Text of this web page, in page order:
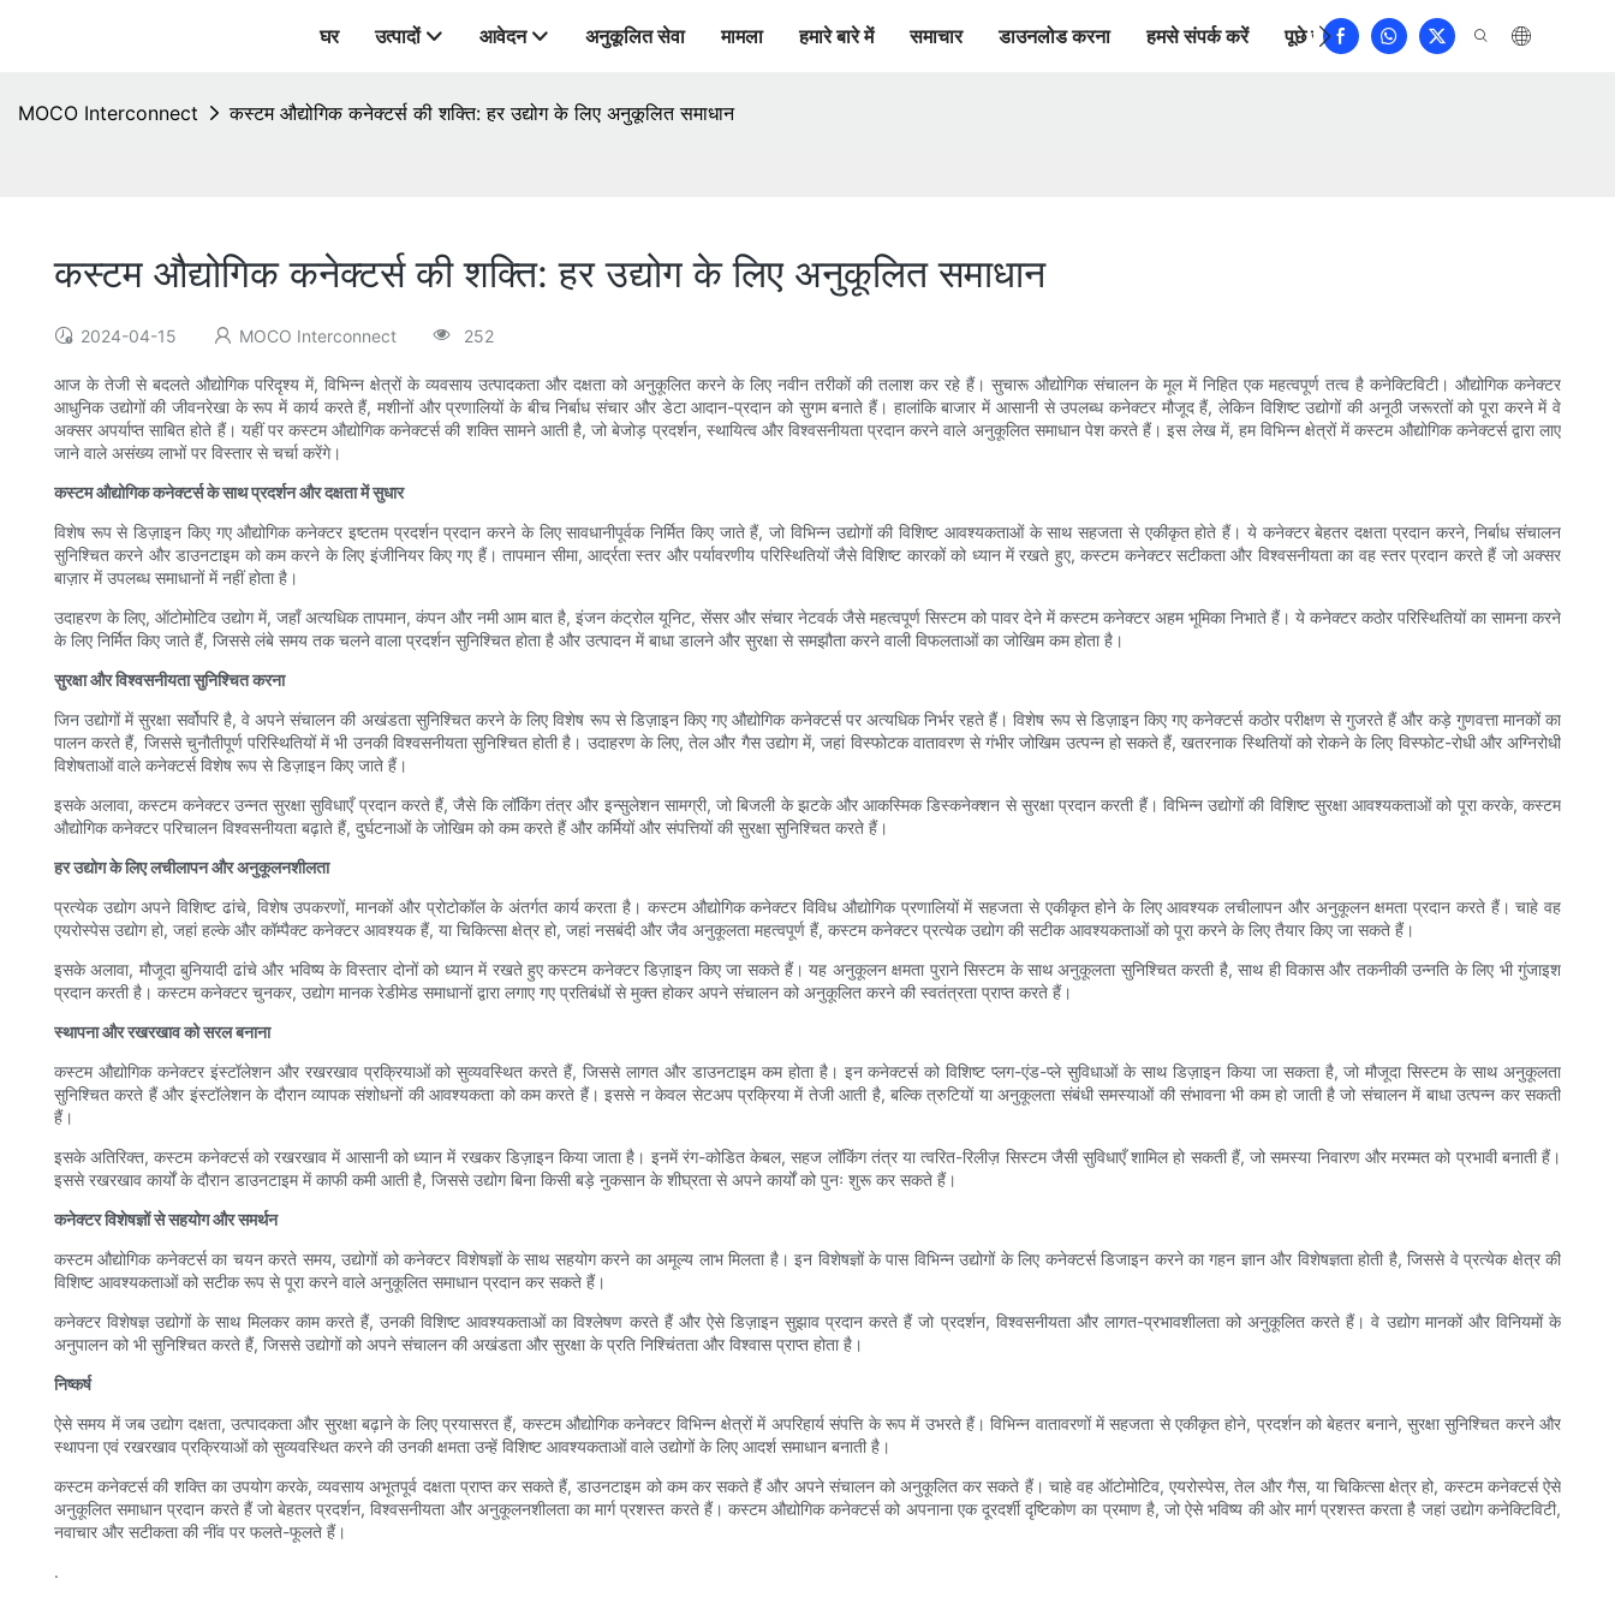
घर उत्पादों आवेदन अनुकूलित सेवा मामला हमारे बारे में समाचार डाउनलोड करना हमसे संपर्क करें पूछे जाने वाले प्रश्न
MOCO Interconnect कस्टम औद्योगिक कनेक्टर्स की शक्ति: हर उद्योग के लिए अनुकूलित समाधान
कस्टम औद्योगिक कनेक्टर्स की शक्ति: हर उद्योग के लिए अनुकूलित समाधान
2024-04-15 MOCO Interconnect 252
आज के तेजी से बदलते औद्योगिक परिदृश्य में, विभिन्न क्षेत्रों के व्यवसाय उत्पादकता और दक्षता को अनुकूलित करने के लिए नवीन तरीकों की तलाश कर रहे हैं। सुचारू औद्योगिक संचालन के मूल में निहित एक महत्वपूर्ण तत्व है कनेक्टिविटी। औद्योगिक कनेक्टर
आधुनिक उद्योगों की जीवनरेखा के रूप में कार्य करते हैं, मशीनों और प्रणालियों के बीच निर्बाध संचार और डेटा आदान-प्रदान को सुगम बनाते हैं। हालांकि बाजार में आसानी से उपलब्ध कनेक्टर मौजूद हैं, लेकिन विशिष्ट उद्योगों की अनूठी जरूरतों को पूरा करने में वे
अक्सर अपर्याप्त साबित होते हैं। यहीं पर कस्टम औद्योगिक कनेक्टर्स की शक्ति सामने आती है, जो बेजोड़ प्रदर्शन, स्थायित्व और विश्वसनीयता प्रदान करने वाले अनुकूलित समाधान पेश करते हैं। इस लेख में, हम विभिन्न क्षेत्रों में कस्टम औद्योगिक कनेक्टर्स द्वारा लाए
जाने वाले असंख्य लाभों पर विस्तार से चर्चा करेंगे।
कस्टम औद्योगिक कनेक्टर्स के साथ प्रदर्शन और दक्षता में सुधार
विशेष रूप से डिज़ाइन किए गए औद्योगिक कनेक्टर इष्टतम प्रदर्शन प्रदान करने के लिए सावधानीपूर्वक निर्मित किए जाते हैं, जो विभिन्न उद्योगों की विशिष्ट आवश्यकताओं के साथ सहजता से एकीकृत होते हैं। ये कनेक्टर बेहतर दक्षता प्रदान करने, निर्बाध संचालन
सुनिश्चित करने और डाउनटाइम को कम करने के लिए इंजीनियर किए गए हैं। तापमान सीमा, आर्द्रता स्तर और पर्यावरणीय परिस्थितियों जैसे विशिष्ट कारकों को ध्यान में रखते हुए, कस्टम कनेक्टर सटीकता और विश्वसनीयता का वह स्तर प्रदान करते हैं जो अक्सर
बाज़ार में उपलब्ध समाधानों में नहीं होता है।
उदाहरण के लिए, ऑटोमोटिव उद्योग में, जहाँ अत्यधिक तापमान, कंपन और नमी आम बात है, इंजन कंट्रोल यूनिट, सेंसर और संचार नेटवर्क जैसे महत्वपूर्ण सिस्टम को पावर देने में कस्टम कनेक्टर अहम भूमिका निभाते हैं। ये कनेक्टर कठोर परिस्थितियों का सामना करने
के लिए निर्मित किए जाते हैं, जिससे लंबे समय तक चलने वाला प्रदर्शन सुनिश्चित होता है और उत्पादन में बाधा डालने और सुरक्षा से समझौता करने वाली विफलताओं का जोखिम कम होता है।
सुरक्षा और विश्वसनीयता सुनिश्चित करना
जिन उद्योगों में सुरक्षा सर्वोपरि है, वे अपने संचालन की अखंडता सुनिश्चित करने के लिए विशेष रूप से डिज़ाइन किए गए औद्योगिक कनेक्टर्स पर अत्यधिक निर्भर रहते हैं। विशेष रूप से डिज़ाइन किए गए कनेक्टर्स कठोर परीक्षण से गुजरते हैं और कड़े गुणवत्ता मानकों का
पालन करते हैं, जिससे चुनौतीपूर्ण परिस्थितियों में भी उनकी विश्वसनीयता सुनिश्चित होती है। उदाहरण के लिए, तेल और गैस उद्योग में, जहां विस्फोटक वातावरण से गंभीर जोखिम उत्पन्न हो सकते हैं, खतरनाक स्थितियों को रोकने के लिए विस्फोट-रोधी और अग्निरोधी
विशेषताओं वाले कनेक्टर्स विशेष रूप से डिज़ाइन किए जाते हैं।
इसके अलावा, कस्टम कनेक्टर उन्नत सुरक्षा सुविधाएँ प्रदान करते हैं, जैसे कि लॉकिंग तंत्र और इन्सुलेशन सामग्री, जो बिजली के झटके और आकस्मिक डिस्कनेक्शन से सुरक्षा प्रदान करती हैं। विभिन्न उद्योगों की विशिष्ट सुरक्षा आवश्यकताओं को पूरा करके, कस्टम
औद्योगिक कनेक्टर परिचालन विश्वसनीयता बढ़ाते हैं, दुर्घटनाओं के जोखिम को कम करते हैं और कर्मियों और संपत्तियों की सुरक्षा सुनिश्चित करते हैं।
हर उद्योग के लिए लचीलापन और अनुकूलनशीलता
प्रत्येक उद्योग अपने विशिष्ट ढांचे, विशेष उपकरणों, मानकों और प्रोटोकॉल के अंतर्गत कार्य करता है। कस्टम औद्योगिक कनेक्टर विविध औद्योगिक प्रणालियों में सहजता से एकीकृत होने के लिए आवश्यक लचीलापन और अनुकूलन क्षमता प्रदान करते हैं। चाहे वह
एयरोस्पेस उद्योग हो, जहां हल्के और कॉम्पैक्ट कनेक्टर आवश्यक हैं, या चिकित्सा क्षेत्र हो, जहां नसबंदी और जैव अनुकूलता महत्वपूर्ण हैं, कस्टम कनेक्टर प्रत्येक उद्योग की सटीक आवश्यकताओं को पूरा करने के लिए तैयार किए जा सकते हैं।
इसके अलावा, मौजूदा बुनियादी ढांचे और भविष्य के विस्तार दोनों को ध्यान में रखते हुए कस्टम कनेक्टर डिज़ाइन किए जा सकते हैं। यह अनुकूलन क्षमता पुराने सिस्टम के साथ अनुकूलता सुनिश्चित करती है, साथ ही विकास और तकनीकी उन्नति के लिए भी गुंजाइश
प्रदान करती है। कस्टम कनेक्टर चुनकर, उद्योग मानक रेडीमेड समाधानों द्वारा लगाए गए प्रतिबंधों से मुक्त होकर अपने संचालन को अनुकूलित करने की स्वतंत्रता प्राप्त करते हैं।
स्थापना और रखरखाव को सरल बनाना
कस्टम औद्योगिक कनेक्टर इंस्टॉलेशन और रखरखाव प्रक्रियाओं को सुव्यवस्थित करते हैं, जिससे लागत और डाउनटाइम कम होता है। इन कनेक्टर्स को विशिष्ट प्लग-एंड-प्ले सुविधाओं के साथ डिज़ाइन किया जा सकता है, जो मौजूदा सिस्टम के साथ अनुकूलता
सुनिश्चित करते हैं और इंस्टॉलेशन के दौरान व्यापक संशोधनों की आवश्यकता को कम करते हैं। इससे न केवल सेटअप प्रक्रिया में तेजी आती है, बल्कि त्रुटियों या अनुकूलता संबंधी समस्याओं की संभावना भी कम हो जाती है जो संचालन में बाधा उत्पन्न कर सकती
हैं।
इसके अतिरिक्त, कस्टम कनेक्टर्स को रखरखाव में आसानी को ध्यान में रखकर डिज़ाइन किया जाता है। इनमें रंग-कोडित केबल, सहज लॉकिंग तंत्र या त्वरित-रिलीज़ सिस्टम जैसी सुविधाएँ शामिल हो सकती हैं, जो समस्या निवारण और मरम्मत को प्रभावी बनाती हैं।
इससे रखरखाव कार्यों के दौरान डाउनटाइम में काफी कमी आती है, जिससे उद्योग बिना किसी बड़े नुकसान के शीघ्रता से अपने कार्यों को पुनः शुरू कर सकते हैं।
कनेक्टर विशेषज्ञों से सहयोग और समर्थन
कस्टम औद्योगिक कनेक्टर्स का चयन करते समय, उद्योगों को कनेक्टर विशेषज्ञों के साथ सहयोग करने का अमूल्य लाभ मिलता है। इन विशेषज्ञों के पास विभिन्न उद्योगों के लिए कनेक्टर्स डिजाइन करने का गहन ज्ञान और विशेषज्ञता होती है, जिससे वे प्रत्येक क्षेत्र की
विशिष्ट आवश्यकताओं को सटीक रूप से पूरा करने वाले अनुकूलित समाधान प्रदान कर सकते हैं।
कनेक्टर विशेषज्ञ उद्योगों के साथ मिलकर काम करते हैं, उनकी विशिष्ट आवश्यकताओं का विश्लेषण करते हैं और ऐसे डिज़ाइन सुझाव प्रदान करते हैं जो प्रदर्शन, विश्वसनीयता और लागत-प्रभावशीलता को अनुकूलित करते हैं। वे उद्योग मानकों और विनियमों के
अनुपालन को भी सुनिश्चित करते हैं, जिससे उद्योगों को अपने संचालन की अखंडता और सुरक्षा के प्रति निश्चिंतता और विश्वास प्राप्त होता है।
निष्कर्ष
ऐसे समय में जब उद्योग दक्षता, उत्पादकता और सुरक्षा बढ़ाने के लिए प्रयासरत हैं, कस्टम औद्योगिक कनेक्टर विभिन्न क्षेत्रों में अपरिहार्य संपत्ति के रूप में उभरते हैं। विभिन्न वातावरणों में सहजता से एकीकृत होने, प्रदर्शन को बेहतर बनाने, सुरक्षा सुनिश्चित करने और
स्थापना एवं रखरखाव प्रक्रियाओं को सुव्यवस्थित करने की उनकी क्षमता उन्हें विशिष्ट आवश्यकताओं वाले उद्योगों के लिए आदर्श समाधान बनाती है।
कस्टम कनेक्टर्स की शक्ति का उपयोग करके, व्यवसाय अभूतपूर्व दक्षता प्राप्त कर सकते हैं, डाउनटाइम को कम कर सकते हैं और अपने संचालन को अनुकूलित कर सकते हैं। चाहे वह ऑटोमोटिव, एयरोस्पेस, तेल और गैस, या चिकित्सा क्षेत्र हो, कस्टम कनेक्टर्स ऐसे
अनुकूलित समाधान प्रदान करते हैं जो बेहतर प्रदर्शन, विश्वसनीयता और अनुकूलनशीलता का मार्ग प्रशस्त करते हैं। कस्टम औद्योगिक कनेक्टर्स को अपनाना एक दूरदर्शी दृष्टिकोण का प्रमाण है, जो ऐसे भविष्य की ओर मार्ग प्रशस्त करता है जहां उद्योग कनेक्टिविटी,
नवाचार और सटीकता की नींव पर फलते-फूलते हैं।
.